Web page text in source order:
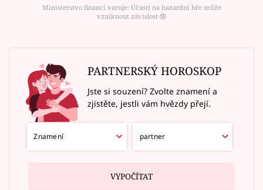
Ministerstvo financí varuje: Účastí na hazardní hře může
vzniknout závislost ⑱
PARTNERSKÝ HOROSKOP
Jste si souzení? Zvolte znamení a
zjistěte, jestli vám hvězdy přejí.
VYPOČÍTAT